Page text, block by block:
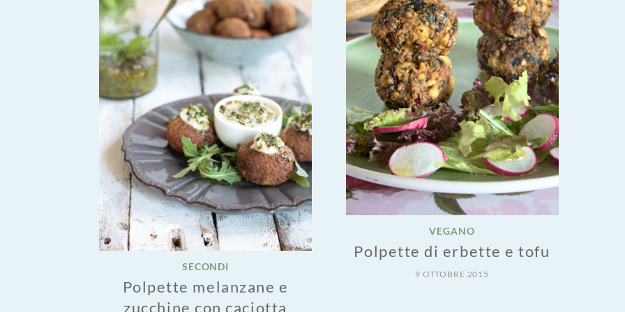
SECONDI
Polpette melanzane e
zucchine con caciotta
VEGANO
Polpette di erbette e tofu
9 OTTOBRE 2015